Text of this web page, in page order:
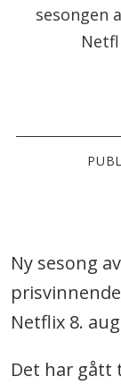
sesongen
Ny sesong
Netflix 8.
Det har gått